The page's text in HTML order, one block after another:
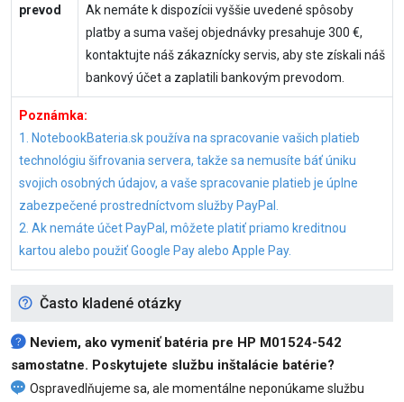
prevod
Ak nemáte k dispozícii vyššie uvedené spôsoby
platby a suma vašej objednávky presahuje 300 €,
kontaktujte náš zákaznícky servis, aby ste získali náš
bankový účet a zaplatili bankovým prevodom.
Poznámka:
1. NotebookBateria.sk používa na spracovanie vašich platieb
technológiu šifrovania servera, takže sa nemusíte báť úniku
svojich osobných údajov, a vaše spracovanie platieb je úplne
zabezpečené prostredníctvom služby PayPal.
2. Ak nemáte účet PayPal, môžete platiť priamo kreditnou
kartou alebo použiť Google Pay alebo Apple Pay.
Často kladené otázky
Neviem, ako vymeniťbatéria pre HP M01524-542
samostatne. Poskytujete službu inštalácie batérie?
Ospravedlňujeme sa, ale momentálne neponúkame službu